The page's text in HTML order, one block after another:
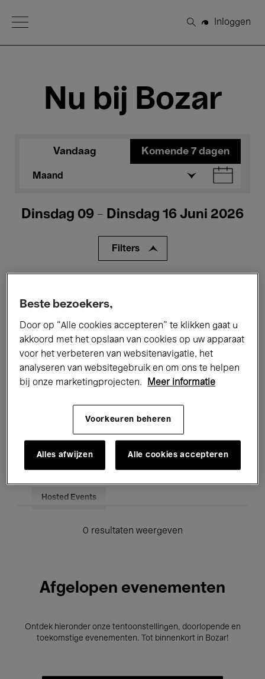
Open Menu
Zoeken
Inloggen
Nu bij Bozar
Vandaag Komende 7 dagen
Maand
Dinsdag 09 - Dinsdag 16 Juni 2026
Filters
Performances Lezingen & Debatten
Jazz Klassieke Muziek Global Music
Voor iedereen Kids’ Palace
Onderwijs Rondleidingen
Hosted Events
0 resultaten weergeven
Afgelopen evenementen
Ontdek hieronder onze tentoonstellingen, doorlopende en
toekomstige evenementen. Tot binnenkort in Bozar!
Beste bezoekers,
Door op “Alle cookies accepteren” te klikken gaat u
akkoord met het opslaan van cookies op uw apparaat
voor het verbeteren van websitenavigatie, het
analyseren van websitegebruik en om ons te helpen
bij onze marketingprojecten.
Meer informatie
Voorkeuren beheren
Alles afwijzen Alle cookies accepteren